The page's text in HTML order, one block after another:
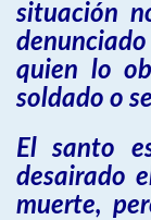
situación
quien lo
soldado o
El santo
desairado
muerte,